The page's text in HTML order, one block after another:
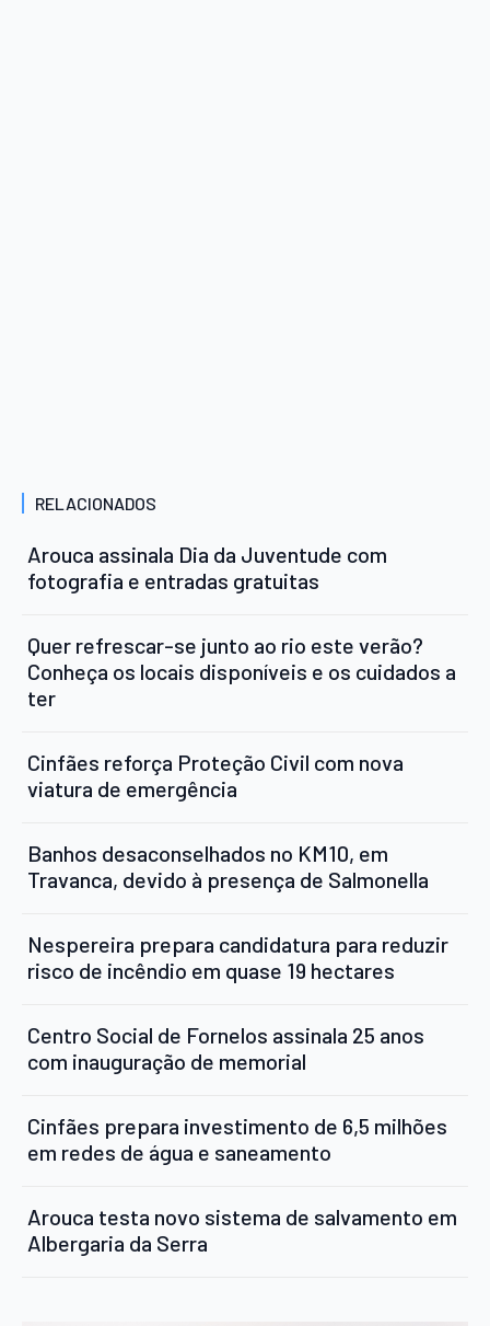
RELACIONADOS
Arouca assinala Dia da Juventude com
fotografia e entradas gratuitas
Quer refrescar-se junto ao rio este verão?
Conheça os locais disponíveis e os cuidados a
ter
Cinfães reforça Proteção Civil com nova
viatura de emergência
Banhos desaconselhados no KM10, em
Travanca, devido à presença de Salmonella
Nespereira prepara candidatura para reduzir
risco de incêndio em quase 19 hectares
Centro Social de Fornelos assinala 25 anos
com inauguração de memorial
Cinfães prepara investimento de 6,5 milhões
em redes de água e saneamento
Arouca testa novo sistema de salvamento em
Albergaria da Serra